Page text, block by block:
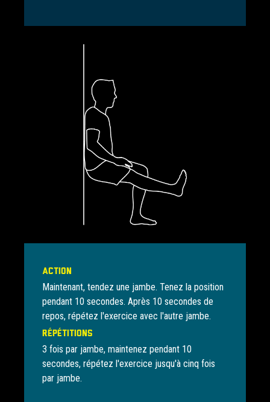
Action
Maintenant, tendez une jambe. Tenez la position
pendant 10 secondes. Après 10 secondes de
repos, répétez l'exercice avec l'autre jambe.
Répétitions
3 fois par jambe, maintenez pendant 10
secondes, répétez l'exercice jusqu'à cinq fois
par jambe.